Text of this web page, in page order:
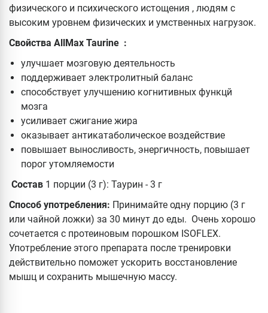
физического и психического истощения , людям с
высоким уровнем физических и умственных нагрузок.
Свойства AllMax Taurine :
улучшает мозговую деятельность
поддерживает электролитный баланс
способствует улучшению когнитивных функцй
мозга
усиливает сжигание жира
оказывает антикатаболическое воздействие
повышает выносливость, энергичность, повышает
порог утомляемости
Состав 1 порции (3 г): Таурин - 3 г
Способ употребления: Принимайте одну порцию (3 г
или чайной ложки) за 30 минут до еды. Очень хорошо
сочетается с протеиновым порошком ISOFLEX.
Употребление этого препарата после тренировки
действительно поможет ускорить восстановление
мышц и сохранить мышечную массу.